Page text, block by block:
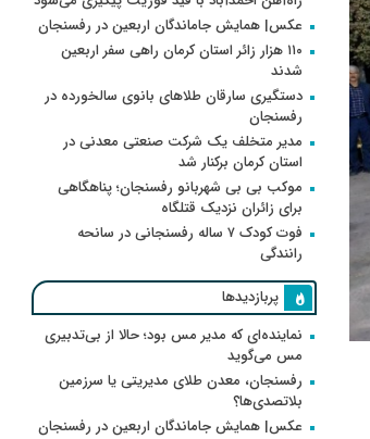
عکس| همایش جاماندگان اربعین در رفسنجان
۱۱۰ هزار زائر استان کرمان راهی سفر اربعین
شدند
دستگیری سارقان طلاهای بانوی سالخورده در
رفسنجان
مدیر متخلف یک شرکت صنعتی معدنی در
استان کرمان برکنار شد
موکب بی بی شهربانو رفسنجان؛ پناهگاهی
برای زائران نزدیک قتلگاه
فوت کودک ۷ ساله رفسنجانی در سانحه
رانندگی
پربازدیدها
نماینده‌ای که مدیر مس بود؛ حالا از بی‌تدبیری
مس می‌گوید
رفسنجان، معدن طلای مدیریتی یا سرزمین
بلاتصدی‌ها؟
عکس| همایش جاماندگان اربعین در رفسنجان